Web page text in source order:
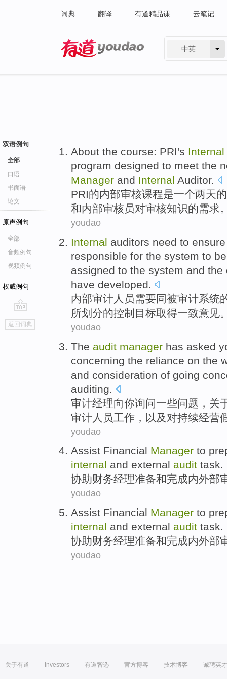
词典 翻译 有道精品课 云笔记
中英
双语例句
全部
口语
书面语
论文
原声例句
全部
音频例句
视频例句
权威例句
go
top
返回词典
About the course: PRI's Internal
program designed to meet the
Manager and Internal Auditor.
PRI的内部审核课程是一个两天的
和内部审核员对审核知识的需求
youdao
Internal auditors need to
responsible for the system to be
assigned to the system and the
have developed.
内部审计人员需要同被审计系统
所划分的控制 目标取得一致意见
youdao
The audit manager has asked
concerning the reliance on the
and consideration of going
auditing
审计经理向你询问一些问题 ， 关
审计 人员工作 ， 以及 对持续经营
youdao
Assist Financial Manager to
internal and external audit task.
协助财务经理准备和完成内外部
youdao
Assist Financial Manager to
internal and external audit task.
协助财务经理准备和完成内外部
youdao
关于有道 Investors 有道智选 官方博客 技术博客 诚聘英才